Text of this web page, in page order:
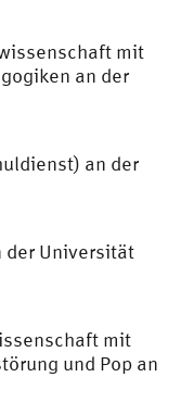
mit
an der
an der
der Universität
mit
und Pop an